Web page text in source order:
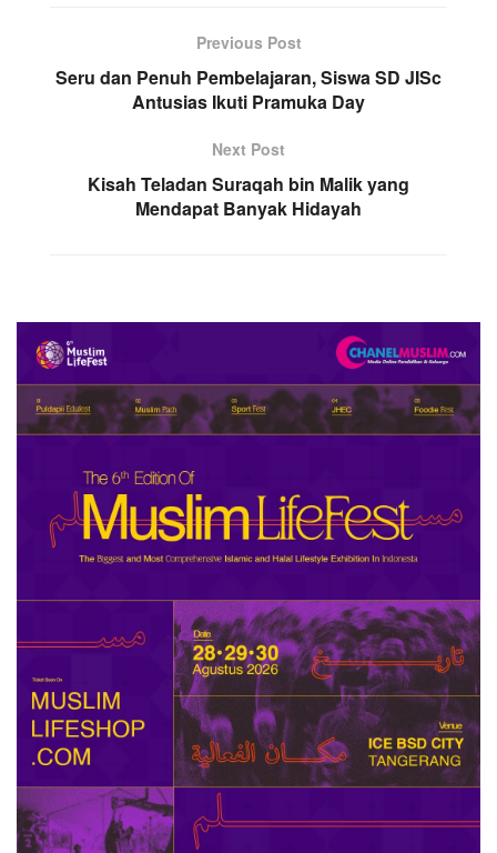
Previous Post
Seru dan Penuh Pembelajaran, Siswa SD JISc
Antusias Ikuti Pramuka Day
Next Post
Kisah Teladan Suraqah bin Malik yang
Mendapat Banyak Hidayah